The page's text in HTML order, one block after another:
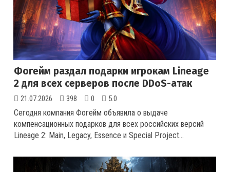
Фогейм раздал подарки игрокам Lineage
2 для всех серверов после DDoS-атак
21.07.2026 398 0 5.0
Сегодня компания Фогейм объявила о выдаче
компенсационных подарков для всех российских версий
Lineage 2: Main, Legacy, Essence и Special Project...